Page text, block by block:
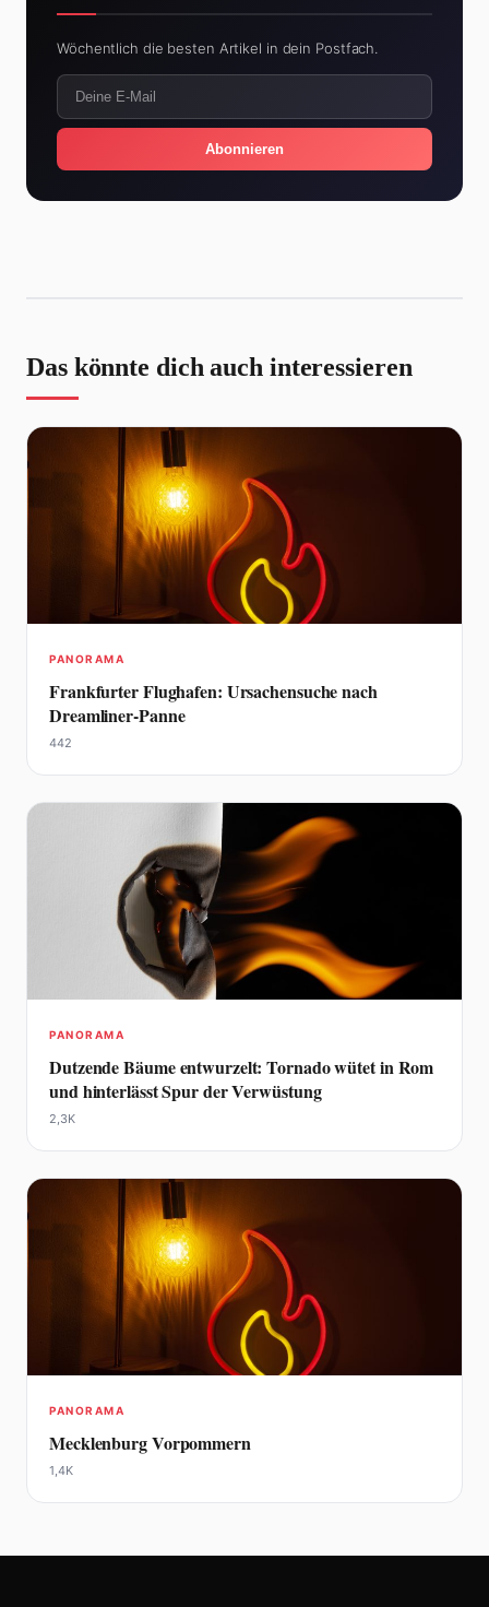
Wöchentlich die besten Artikel in dein Postfach.
Abonnieren
Das könnte dich auch interessieren
PANORAMA
Frankfurter Flughafen: Ursachensuche nach
Dreamliner-Panne
442
PANORAMA
Dutzende Bäume entwurzelt: Tornado wütet in Rom
und hinterlässt Spur der Verwüstung
2,3K
PANORAMA
Mecklenburg Vorpommern
1,4K